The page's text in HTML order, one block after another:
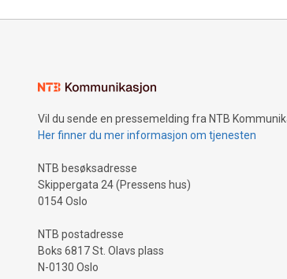
Vil du sende en pressemelding fra NTB
Her finner du mer informasjon om tjenesten
NTB besøksadresse
Skippergata 24 (Pressens hus)
0154 Oslo
NTB postadresse
Boks 6817 St. Olavs plass
N-0130 Oslo